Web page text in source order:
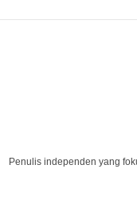
Penulis independen yang